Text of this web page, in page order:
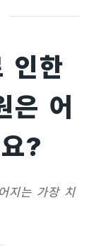
인한
은 어
?
지는 가장 치